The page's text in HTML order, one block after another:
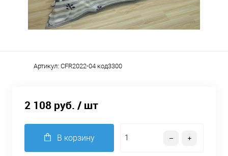
Артикул: CFR2022-04 код3300
2 108 руб. / шт
В корзину